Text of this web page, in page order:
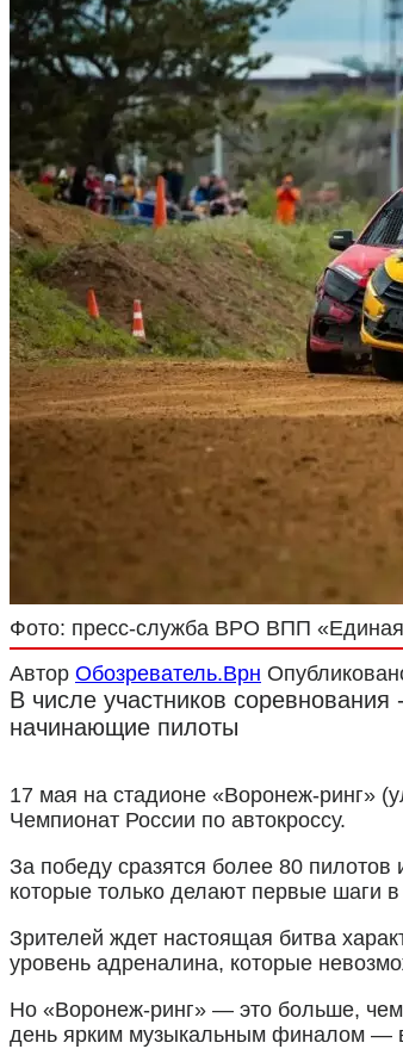
Криминал
Спорт
Черноземье
Россия
Фото: пресс-служба ВРО ВПП
Автор Обозреватель.Врн
В числе участников
начинающие пилоты
17 мая на стадионе «Воронеж-ринг»
Чемпионат России по автокроссу.
За победу сразятся более 80
которые только делают первые шаги
Зрителей ждет настоящая битва
уровень адреналина, которые
Но «Воронеж-ринг» — это больше, чем
день ярким музыкальным финалом —